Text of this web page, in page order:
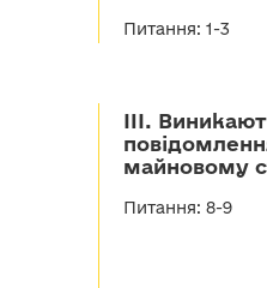
Питання: 1-3
III.
майновому
Питання: 8-9